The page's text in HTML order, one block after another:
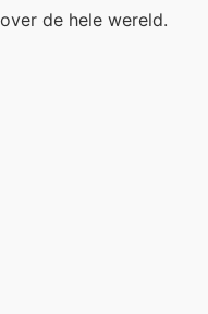
de hele wereld.